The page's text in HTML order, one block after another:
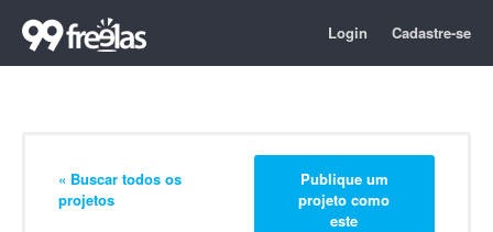
Login Cadastre-se
« Buscar todos os
projetos
Publique um
projeto como
este